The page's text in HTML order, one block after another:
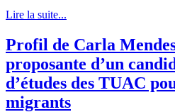
Lire la suite...
Profil de Carla
proposante d’un
d’études des TUAC
migrants